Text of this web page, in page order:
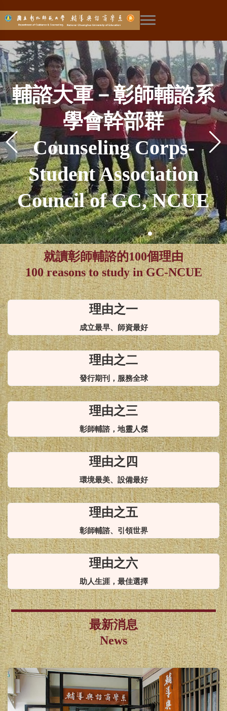
展開主選單
彰師輔諮－比賽常勝軍
GC, NCUE, The
Frequent Winner of
Various Competitions
彰師輔諮－台灣輔導工
作發源地
GC, NCUE-The
Birthplace of
Counseling Profession
in Taiwan
系所社會責任
Department Social
Responsibility
設備最好－量身打造的
專業系館
Top Equipment- The
Professional
Department Building of
GC, NCUE
全國最強－輔導與諮商
師資陣容
The Best Faculty for
Counseling Training
Lineup
彰師輔諮新生成長營－
來自彰師輔諮的熱烈歡
迎
GC, NCUE Orientation
Camp - A Special
Welcome from GC,
NCUE!
EAP學程－成為職場員
工的溫暖曙光
Employee Assistance
Program (EAP) - The
Warm Sun shining in
Workplace
加入師培—成為教育工
作者
Join Teacher Education
—Being a Educator
環境最美－號稱薰衣草
森林彰化分店
Gorgeous Surroundings
in GC, NCUE
學術重鎮-本土社會科學
與本土諮商心理學
Academic Center-
Indigenous Social
Sciences and Indigenous
Counseling Psychology
探索未來—華人生涯研
究中心
Helper of Career
Exploring—Center for
Chinese Research
Career
彰師輔諮－媒體最愛
GC, NCUE, The Media
Favorite to Report
飛越五十-彰師輔諮創系
五十周年
GC, NCUE 50
Anniversary
全台唯一－婚姻與家族
治療專業
The Only in Taiwan—
Marriage and Family
Therapy Profession
輔諮大軍－彰師輔諮系
學會幹部群
Counseling Corps-
Student Association
Council of GC, NCUE
社工學程－輔導諮商與
社會工作知能兼備
Social Worker Program
- Combined with
Guidance, Counseling
and Social Work
全國高中生輔導營－學
涯與生涯的探索體驗
GC, NCUE Summer
Camp - First Try of
Exploring Academic
Career & Work Career
網路成癮－媒體報導
News Reports of Our
Research on Internet
Addiction
彰師輔諮－比賽常勝軍
GC, NCUE, The
Frequent Winner of
Various Competitions
彰師輔諮－台灣輔導工
作發源地
GC, NCUE-The
Birthplace of
Counseling Profession
in Taiwan
就讀彰師輔諮的100個理由
100 reasons to study in GC-NCUE
理由之一
成立最早、師資最好
理由之二
發行期刊，服務全球
理由之三
彰師輔諮，地靈人傑
理由之四
環境最美、設備最好
理由之五
彰師輔諮、引領世界
理由之六
助人生涯，最佳選擇
最新消息
News